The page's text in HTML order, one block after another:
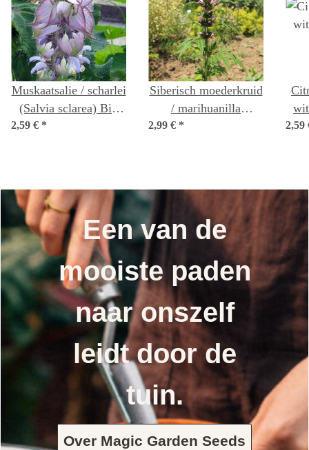
Muskaatsalie / scharlei
(Salvia sclarea) Bio
2,59 € *
Siberisch moederkruid
/ marihuanilla
(Leonurus sibiricus)
2,99 € * 2,59
Een van de
mooiste paden
naar onszelf
leidt door de
tuin.
Over Magic Garden Seeds